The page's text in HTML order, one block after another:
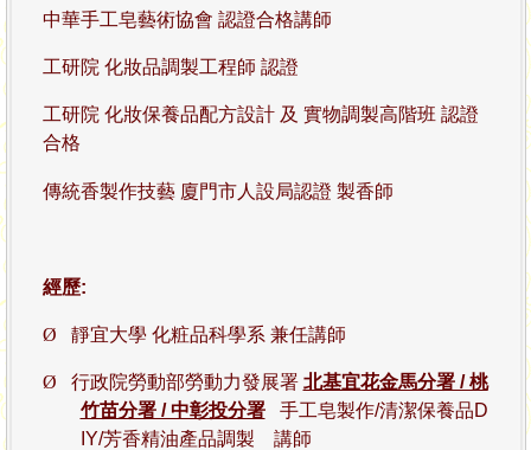
中華手工皂藝術協會 認證合格講師
工研院 化妝品調製工程師 認證
工研院 化妝保養品配方設計 及 實物調製高階班 認證
合格
傳統香製作技藝 廈門市人設局認證 製香師
經歷:
Ø 靜宜大學 化粧品科學系 兼任講師
Ø 行政院勞動部勞動力發展署 北基宜花金馬分署 / 桃
竹苗分署 / 中彰投分署
手工皂製作/清潔保養品D
IY/芳香精油產品調製 講師